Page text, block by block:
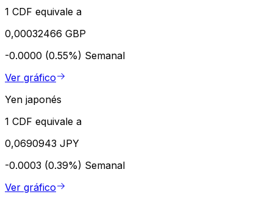
1 CDF equivale a
0,00032466 GBP
-0.0000 (0.55%) Semanal
Ver gráfico
Yen japonés
1 CDF equivale a
0,0690943 JPY
-0.0003 (0.39%) Semanal
Ver gráfico